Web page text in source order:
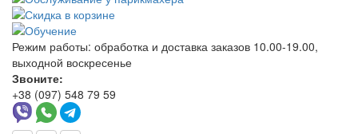
Режим работы: обработка и доставка заказов 10.00-19.00,
выходной воскресенье
Звоните:
+38 (097) 548 79 59